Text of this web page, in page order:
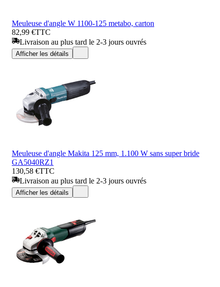
Meuleuse d'angle W 1100-125 metabo, carton
82,99 €TTC
Livraison au plus tard le 2-3 jours ouvrés
Afficher les détails
Meuleuse d'angle Makita 125 mm, 1.100 W sans super bride
GA5040RZ1
130,58 €TTC
Livraison au plus tard le 2-3 jours ouvrés
Afficher les détails